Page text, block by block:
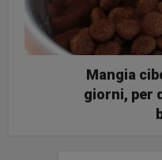
Mangia
giorni, per